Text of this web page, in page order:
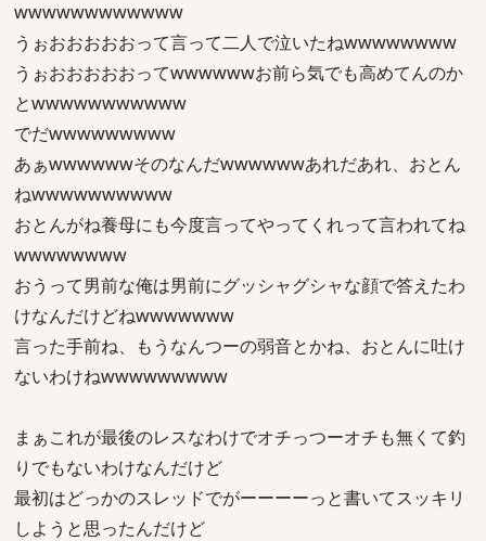
wwwwwwwwwwww
うぉおおおおおって言って二人で泣いたねwwwwwwww
うぉおおおおおってwwwwwwお前ら気でも高めてんのか
とwwwwwwwwwww
でだwwwwwwwww
あぁwwwwwwそのなんだwwwwwwあれだあれ、おとん
ねwwwwwwwwww
おとんがね養母にも今度言ってやってくれって言われてね
wwwwwwww
おうって男前な俺は男前にグッシャグシャな顔で答えたわ
けなんだけどねwwwwwww
言った手前ね、もうなんつーの弱音とかね、おとんに吐け
ないわけねwwwwwwwww
まぁこれが最後のレスなわけでオチっつーオチも無くて釣
りでもないわけなんだけど
最初はどっかのスレッドでがーーーーっと書いてスッキリ
しようと思ったんだけど